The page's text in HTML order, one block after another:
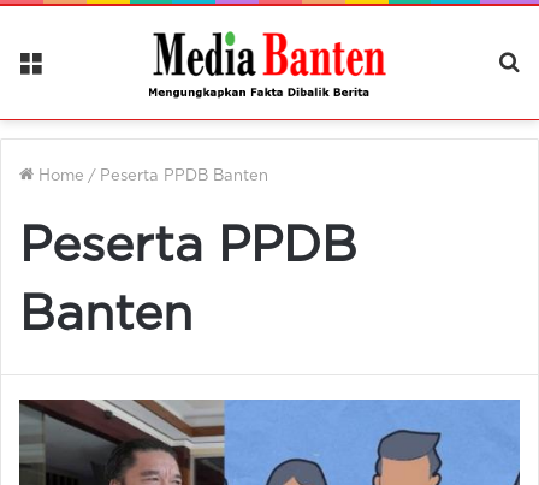
Menu
Home / Peserta PPDB Banten
Peserta PPDB
Banten